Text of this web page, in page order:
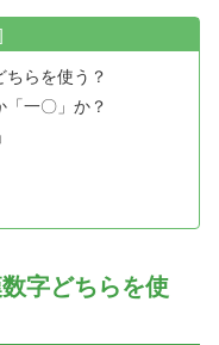
らを使う？
一〇」か？
字どちらを使